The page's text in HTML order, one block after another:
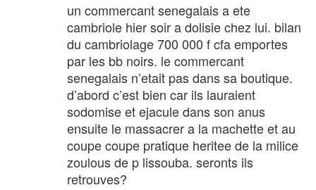
un commercant senegalais a ete
cambriole hier soir a dolisie chez lui. bilan
du cambriolage 700 000 f cfa emportes
par les bb noirs. le commercant
senegalais n’etait pas dans sa boutique.
d’abord c’est bien car ils lauraient
sodomise et ejacule dans son anus
ensuite le massacrer a la machette et au
coupe coupe pratique heritee de la milice
zoulous de p lissouba. seronts ils
retrouves?